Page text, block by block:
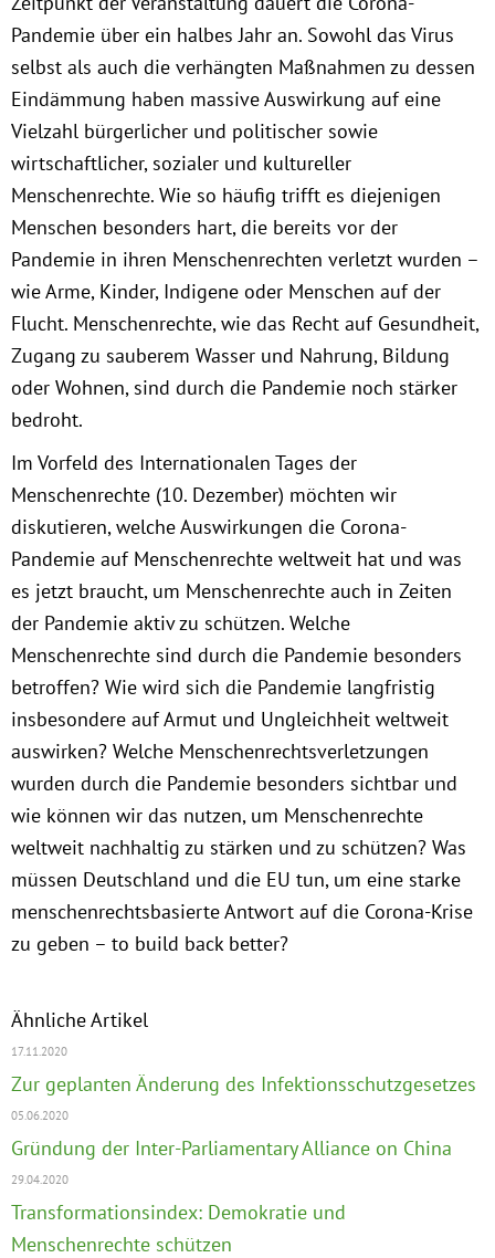
Bayern
München
Zur Person
Kontakt
Presse
Termine
Twitter
YouTube
Facebook
Instagram
Pandemie über ein halbes Jahr an. Sowohl das Virus
selbst als auch die verhängten Maßnahmen zu dessen
Eindämmung haben massive Auswirkung auf eine
Vielzahl bürgerlicher und politischer sowie
wirtschaftlicher, sozialer und kultureller
Menschenrechte. Wie so häufig trifft es diejenigen
Menschen besonders hart, die bereits vor der
Pandemie in ihren Menschenrechten verletzt wurden –
wie Arme, Kinder, Indigene oder Menschen auf der
Flucht. Menschenrechte, wie das Recht auf Gesundheit,
Zugang zu sauberem Wasser und Nahrung, Bildung
oder Wohnen, sind durch die Pandemie noch stärker
bedroht.
Im Vorfeld des Internationalen Tages der
Menschenrechte (10. Dezember) möchten wir
diskutieren, welche Auswirkungen die Corona-
Pandemie auf Menschenrechte weltweit hat und was
es jetzt braucht, um Menschenrechte auch in Zeiten
der Pandemie aktiv zu schützen. Welche
Menschenrechte sind durch die Pandemie besonders
betroffen? Wie wird sich die Pandemie langfristig
insbesondere auf Armut und Ungleichheit weltweit
auswirken? Welche Menschenrechtsverletzungen
wurden durch die Pandemie besonders sichtbar und
wie können wir das nutzen, um Menschenrechte
weltweit nachhaltig zu stärken und zu schützen? Was
müssen Deutschland und die EU tun, um eine starke
menschenrechtsbasierte Antwort auf die Corona-Krise
zu geben – to build back better?
Ähnliche Artikel
17.11.2020
Zur geplanten Änderung des Infektionsschutzgesetzes
05.06.2020
Gründung der Inter-Parliamentary Alliance on China
29.04.2020
Transformationsindex: Demokratie und
Menschenrechte schützen